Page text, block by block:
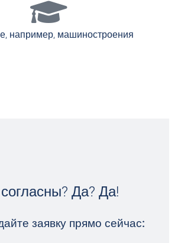
например, машиностроения
Да? Да!
заявку прямо сейчас: